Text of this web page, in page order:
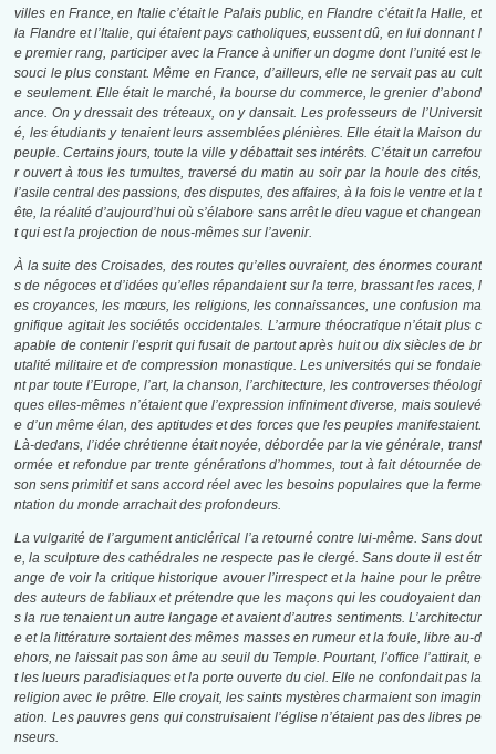
villes en France, en Italie c’était le Palais public, en Flandre c’était la Halle, et
la Flandre et l’Italie, qui étaient pays catholiques, eussent dû, en lui donnant l
e premier rang, participer avec la France à unifier un dogme dont l’unité est le
souci le plus constant. Même en France, d’ailleurs, elle ne servait pas au cult
e seulement. Elle était le marché, la bourse du commerce, le grenier d’abond
ance. On y dressait des tréteaux, on y dansait. Les professeurs de l’Universit
é, les étudiants y tenaient leurs assemblées plénières. Elle était la Maison du
peuple. Certains jours, toute la ville y débattait ses intérêts. C’était un carrefou
r ouvert à tous les tumultes, traversé du matin au soir par la houle des cités,
l’asile central des passions, des disputes, des affaires, à la fois le ventre et la t
ête, la réalité d’aujourd’hui où s’élabore sans arrêt le dieu vague et changean
t qui est la projection de nous-mêmes sur l’avenir.
À la suite des Croisades, des routes qu’elles ouvraient, des énormes courant
s de négoces et d’idées qu’elles répandaient sur la terre, brassant les races, l
es croyances, les mœurs, les religions, les connaissances, une confusion ma
gnifique agitait les sociétés occidentales. L’armure théocratique n’était plus c
apable de contenir l’esprit qui fusait de partout après huit ou dix siècles de br
utalité militaire et de compression monastique. Les universités qui se fondaie
nt par toute l’Europe, l’art, la chanson, l’architecture, les controverses théologi
ques elles-mêmes n’étaient que l’expression infiniment diverse, mais soulevé
e d’un même élan, des aptitudes et des forces que les peuples manifestaient.
Là-dedans, l’idée chrétienne était noyée, débordée par la vie générale, transf
ormée et refondue par trente générations d’hommes, tout à fait détournée de
son sens primitif et sans accord réel avec les besoins populaires que la ferme
ntation du monde arrachait des profondeurs.
La vulgarité de l’argument anticlérical l’a retourné contre lui-même. Sans dout
e, la sculpture des cathédrales ne respecte pas le clergé. Sans doute il est étr
ange de voir la critique historique avouer l’irrespect et la haine pour le prêtre
des auteurs de fabliaux et prétendre que les maçons qui les coudoyaient dan
s la rue tenaient un autre langage et avaient d’autres sentiments. L’architectur
e et la littérature sortaient des mêmes masses en rumeur et la foule, libre au-d
ehors, ne laissait pas son âme au seuil du Temple. Pourtant, l’office l’attirait, e
t les lueurs paradisiaques et la porte ouverte du ciel. Elle ne confondait pas la
religion avec le prêtre. Elle croyait, les saints mystères charmaient son imagin
ation. Les pauvres gens qui construisaient l’église n’étaient pas des libres pe
nseurs.